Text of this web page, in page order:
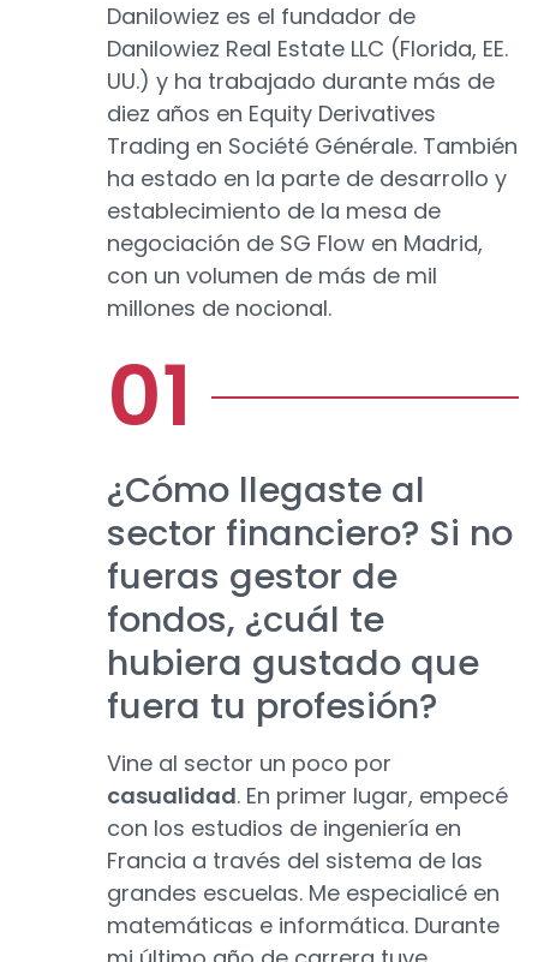
Danilowiez es el fundador de
Danilowiez Real Estate LLC (Florida, EE.
UU.) y ha trabajado durante más de
diez años en Equity Derivatives
Trading en Société Générale. También
ha estado en la parte de desarrollo y
establecimiento de la mesa de
negociación de SG Flow en Madrid,
con un volumen de más de mil
millones de nocional.
¿Cómo llegaste al
sector financiero? Si no
fueras gestor de
fondos, ¿cuál te
hubiera gustado que
fuera tu profesión?
Vine al sector un poco por
casualidad. En primer lugar, empecé
con los estudios de ingeniería en
Francia a través del sistema de las
grandes escuelas. Me especialicé en
matemáticas e informática. Durante